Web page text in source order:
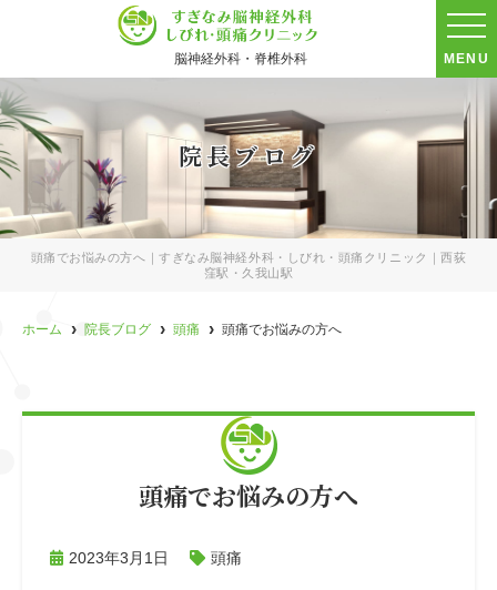
脳神経外科・脊椎外科 MENU
院長ブログ
頭痛でお悩みの方へ｜すぎなみ脳神経外科・しびれ・頭痛クリニック｜西荻
窪駅・久我山駅
ホーム 院長ブログ 頭痛 頭痛でお悩みの方へ
頭痛でお悩みの方へ
2023年3月1日 頭痛